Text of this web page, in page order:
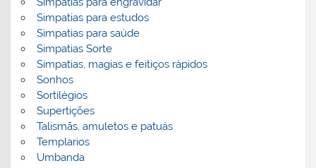
Simpatias para estudos
Simpatias para saúde
Simpatias Sorte
Simpatias, magias e feitiços rápidos
Sonhos
Sortilégios
Supertições
Talismãs, amuletos e patuás
Templarios
Umbanda